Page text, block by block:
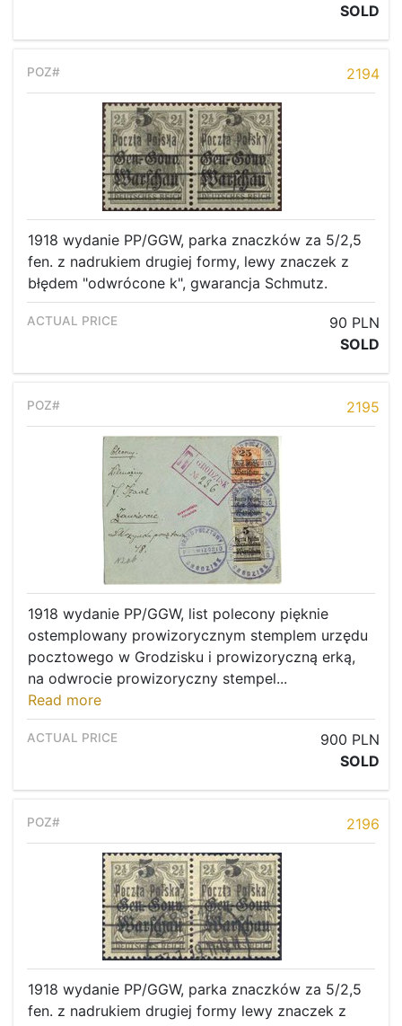
SOLD
2194
1918 wydanie PP/GGW, parka znaczków za 5/2,5
fen. z nadrukiem drugiej formy, lewy znaczek z
błędem "odwrócone k", gwarancja Schmutz.
90 PLN
SOLD
2195
1918 wydanie PP/GGW, list polecony pięknie
ostemplowany prowizorycznym stemplem urzędu
pocztowego w Grodzisku i prowizoryczną erką,
na odwrocie prowizoryczny stempel...
Read more
900 PLN
SOLD
2196
1918 wydanie PP/GGW, parka znaczków za 5/2,5
fen. z nadrukiem drugiej formy lewy znaczek z